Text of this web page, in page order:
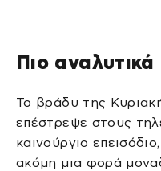
Πιο αναλυτικά
Το βράδυ της
επέστρεψε στους
καινούργιο
ακόμη μια φορά